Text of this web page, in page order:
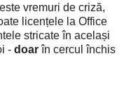
vremuri de criză,
licențele la Office
stricate în același
- doarîn cercul închis